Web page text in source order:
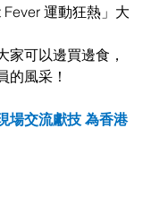
運動狂熱」大
家可以邊買邊食，
的風采！
場交流獻技 為香港